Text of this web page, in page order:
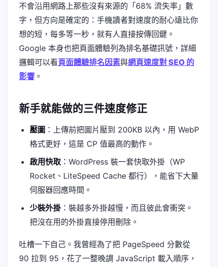
不會沿用網路上那些沒有來源的「68% 流失率」數
字，但方向是確定的：手機讀者對速度的耐心遠比你
想的短，每多等一秒，就有人直接按傳回鍵。
Google 本身也把頁面體驗列為排名基礎訊號，詳細
邏輯可以看頁面體驗排名因素與網頁速度對 SEO 的
影響 。
新手就能做的三件速度修正
壓圖 ：上傳前把圖片壓到 200KB 以內，用 WebP
格式更好，這是 CP 值最高的動作。
啟用快取：WordPress 裝一套快取外掛（WP
Rocket、LiteSpeed Cache 都行），能省下大量
伺服器回應時間。
少裝外掛：裝越多外掛越慢，而且彼此會衝突。
把沒在用的外掛直接停用刪除。
吐槽一下自己。我曾經為了把 PageSpeed 分數從
90 拉到 95，花了一整晚調 JavaScript 載入順序，